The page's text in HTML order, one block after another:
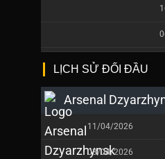
LỊCH SỬ ĐỐI ĐẦU
Arsenal
11/04/2026
03/04/2026